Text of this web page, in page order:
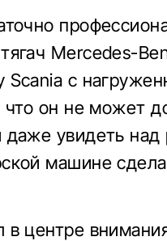
Mercedes-
с
что он не может
увидеть над
машине
центре